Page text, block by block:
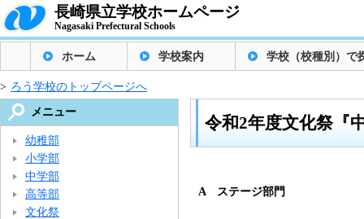
長崎県立学校ホームページ
Nagasaki Prefectural Schools
ホーム 学校案内 学校（校種別）で
> ろう学校のトップページへ
令和2年度文化祭『
A ステージ部門
メニュー
幼稚部
小学部
中学部
高等部
文化祭